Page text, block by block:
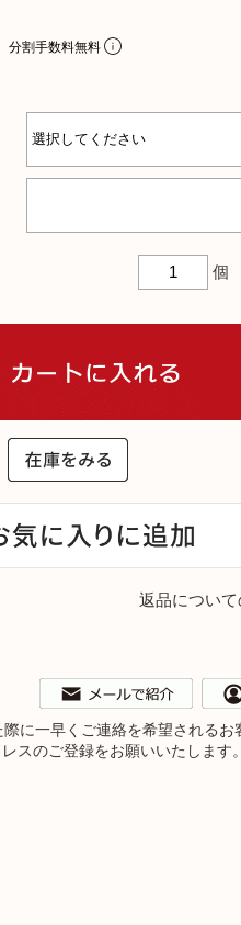
ア 名入れについて
よくあるご質問
お問合せ
分割手数料無料
個
返品につい
に一早くご連絡を希望されるお
スのご登録をお願いいたします